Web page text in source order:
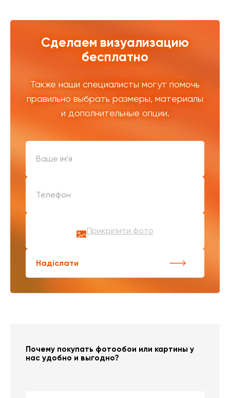
Сделаем визуализацию
бесплатно
Также наши специалисты могут помочь
правильно выбрать размеры, материалы
и дополнительные опции.
Прикріпити фото
Надіслати
Почему покупать фотообои или картины у
нас удобно и выгодно?